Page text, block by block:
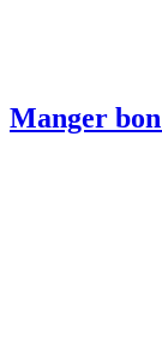
Manger